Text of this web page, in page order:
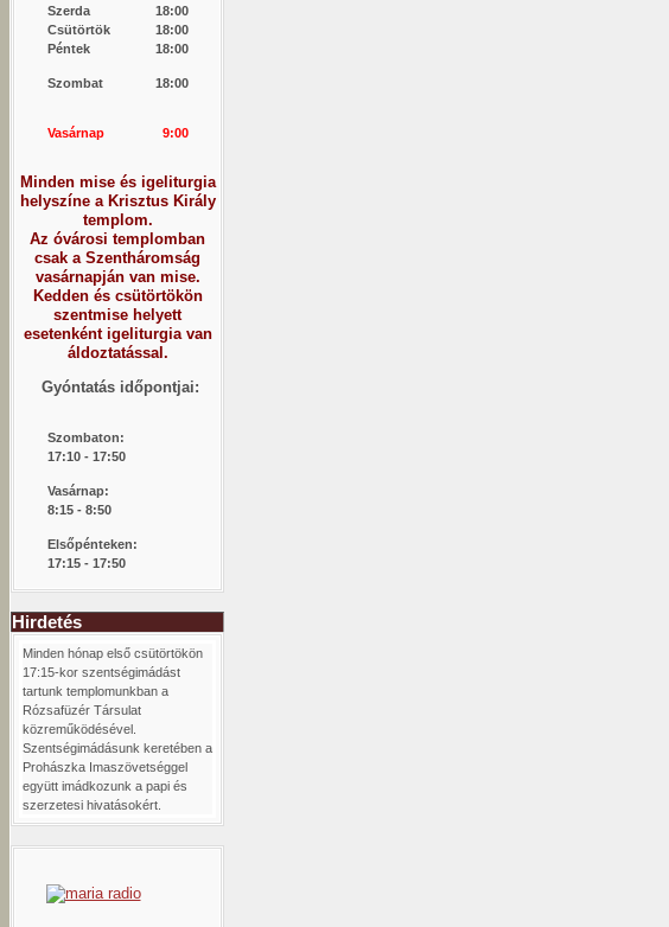
Szerda
18:00
Csütörtök
18:00
Péntek
18:00
Szombat 18:00
Vasárnap 9:00
Minden mise és igeliturgia
helyszíne a Krisztus Király
templom.
Az óvárosi templomban
csak a Szentháromság
vasárnapján van mise.
Kedden és csütörtökön
szentmise helyett
esetenként igeliturgia van
áldoztatással.
Gyóntatás időpontjai:
Szombaton:
17:10 - 17:50
Vasárnap:
8:15 - 8:50
Elsőpénteken:
17:15 - 17:50
Hirdetés
Minden hónap első csütörtökön
17:15-kor szentségimádást
tartunk templomunkban a
Rózsafüzér Társulat
közreműködésével.
Szentségimádásunk keretében a
Prohászka Imaszövetséggel
együtt imádkozunk a papi és
szerzetesi hivatásokért.